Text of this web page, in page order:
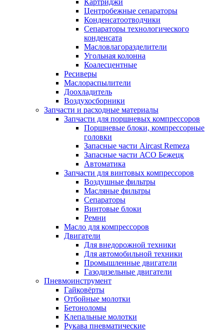
Картриджи
Центробежные сепараторы
Конденсатоотводчики
Сепараторы технологического
конденсата
Масловлагоразделители
Угольная колонна
Коалесцентные
Ресиверы
Маслораспылители
Доохладитель
Воздухосборники
Запчасти и расходные материалы
Запчасти для поршневых компрессоров
Поршневые блоки, компрессорные
головки
Запасные части Aircast Remeza
Запасные части АСО Бежецк
Автоматика
Запчасти для винтовых компрессоров
Воздушные фильтры
Масляные фильтры
Сепараторы
Винтовые блоки
Ремни
Масло для компрессоров
Двигатели
Для внедорожной техники
Для автомобильной техники
Промышленные двигатели
Газодизельные двигатели
Пневмоинструмент
Гайковёрты
Отбойные молотки
Бетоноломы
Клепальные молотки
Рукава пневматические